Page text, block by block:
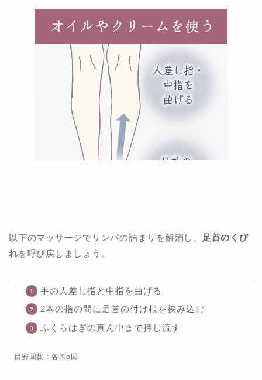
以下のマッサージでリンパの詰まりを解消し、
足首のくび
れを呼び戻しましょう。
手の人差し指と中指を曲げる
2本の指の間に足首の付け根を挟み込む
ふくらはぎの真ん中まで押し流す
目安回数：各脚5回